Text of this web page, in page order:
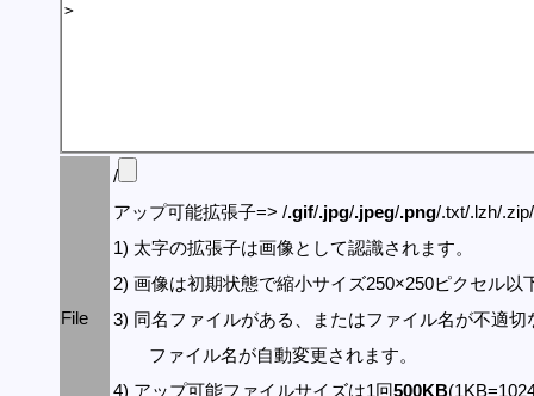
File
/
アップ可能拡張子=> /.gif/.jpg/.jpeg/.png/.txt/.lzh/
1) 太字の拡張子は画像として認識されます。
2) 画像は初期状態で縮小サイズ250×250ピクセル以
3) 同名ファイルがある、またはファイル名が不適切
ファイル名が自動変更されます。
4) アップ可能ファイルサイズは1回500KB